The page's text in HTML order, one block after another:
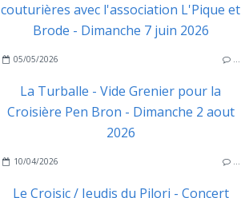
couturières avec l'association L'Pique et
Brode - Dimanche 7 juin 2026
05/05/2026 …
La Turballe - Vide Grenier pour la
Croisière Pen Bron - Dimanche 2 aout
2026
10/04/2026 …
Le Croisic / Jeudis du Pilori - Concert